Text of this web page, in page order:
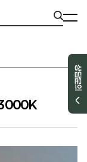
상담문의
3000K